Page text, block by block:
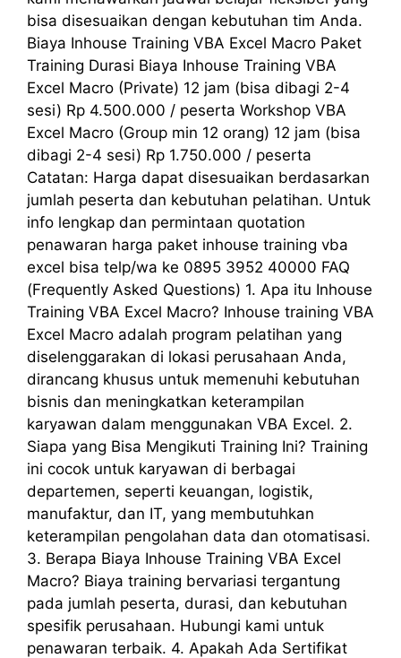
bisa disesuaikan dengan kebutuhan tim Anda.
Biaya Inhouse Training VBA Excel Macro Paket
Training Durasi Biaya Inhouse Training VBA
Excel Macro (Private) 12 jam (bisa dibagi 2-4
sesi) Rp 4.500.000 / peserta Workshop VBA
Excel Macro (Group min 12 orang) 12 jam (bisa
dibagi 2-4 sesi) Rp 1.750.000 / peserta
Catatan: Harga dapat disesuaikan berdasarkan
jumlah peserta dan kebutuhan pelatihan. Untuk
info lengkap dan permintaan quotation
penawaran harga paket inhouse training vba
excel bisa telp/wa ke 0895 3952 40000 FAQ
(Frequently Asked Questions) 1. Apa itu Inhouse
Training VBA Excel Macro? Inhouse training VBA
Excel Macro adalah program pelatihan yang
diselenggarakan di lokasi perusahaan Anda,
dirancang khusus untuk memenuhi kebutuhan
bisnis dan meningkatkan keterampilan
karyawan dalam menggunakan VBA Excel. 2.
Siapa yang Bisa Mengikuti Training Ini? Training
ini cocok untuk karyawan di berbagai
departemen, seperti keuangan, logistik,
manufaktur, dan IT, yang membutuhkan
keterampilan pengolahan data dan otomatisasi.
3. Berapa Biaya Inhouse Training VBA Excel
Macro? Biaya training bervariasi tergantung
pada jumlah peserta, durasi, dan kebutuhan
spesifik perusahaan. Hubungi kami untuk
penawaran terbaik. 4. Apakah Ada Sertifikat